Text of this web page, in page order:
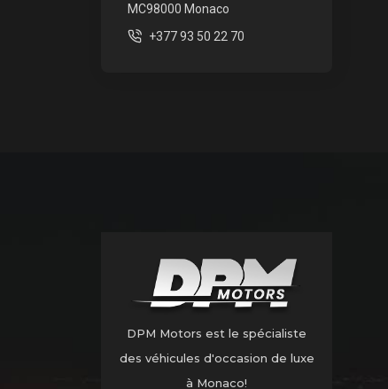
MC98000 Monaco
+377 93 50 22 70
DPM Motors est le spécialiste
des véhicules d'occasion de luxe
à Monaco!